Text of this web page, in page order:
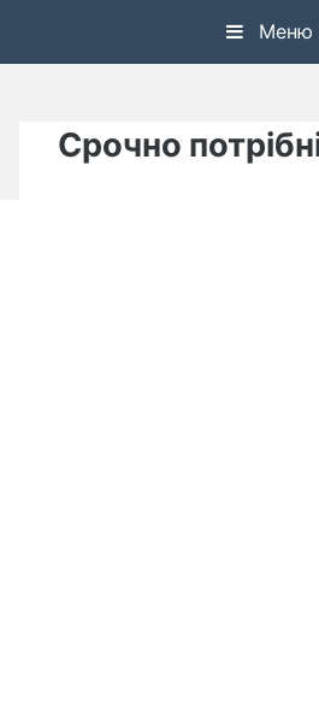
Меню
Срочно